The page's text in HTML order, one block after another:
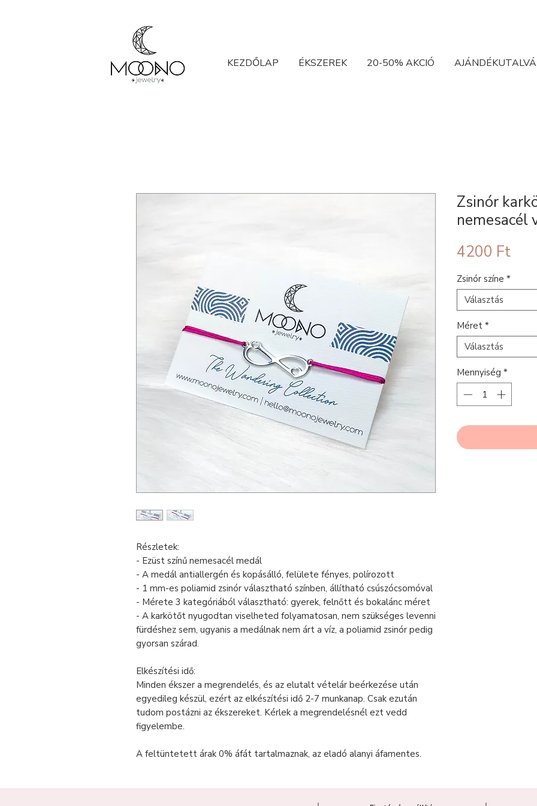
KEZDŐLAP ÉKSZEREK 20-50% AKCIÓ
Részletek:
- Ezüst színű nemesacél medál
- A medál antiallergén és kopásálló, felülete fényes, polírozott
- 1 mm-es poliamid zsinór választható színben, állítható csúszócsomóval
- Mérete 3 kategóriából választható: gyerek, felnőtt és bokalánc méret
- A karkötőt nyugodtan viselheted folyamatosan, nem szükséges levenni
fürdéshez sem, ugyanis a medálnak nem árt a víz, a poliamid zsinór pedig
gyorsan szárad.
Elkészítési idő:
Minden ékszer a megrendelés, és az elutalt vételár beérkezése után
egyedileg készül, ezért az elkészítési idő 2-7 munkanap. Csak ezután
tudom postázni az ékszereket. Kérlek a megrendelésnél ezt vedd
figyelembe.
A feltüntetett árak 0% áfát tartalmaznak, az eladó alanyi áfamentes.
Zsinór
nemesacél
4200 FtÁr
Zsinór színe *
Választás
Méret *
Választás
Mennyiség *